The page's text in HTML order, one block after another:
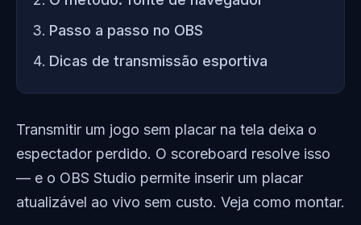
Passo a passo no OBS
Dicas de transmissão esportiva
Transmitir um jogo sem placar na tela deixa o
espectador perdido. O scoreboard resolve isso
— e o OBS Studio permite inserir um placar
atualizável ao vivo sem custo. Veja como montar.